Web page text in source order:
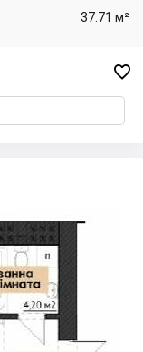
37.71 м²
